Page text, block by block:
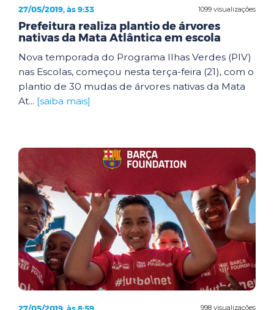
1099 visualizações
27/05/2019, às 9:33
Prefeitura realiza plantio de árvores
nativas da Mata Atlântica em escola
Nova temporada do Programa Ilhas Verdes (PIV)
nas Escolas, começou nesta terça-feira (21), com o
plantio de 30 mudas de árvores nativas da Mata
At... [saiba mais]
998 visualizações
27/05/2019, às 8:59